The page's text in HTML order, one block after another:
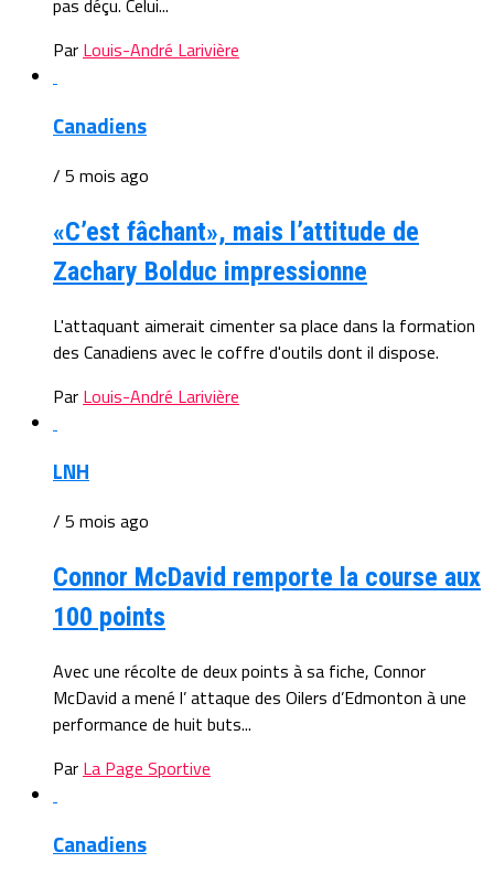
pas déçu. Celui...
Par Louis-André Larivière
Canadiens
/ 5 mois ago
«C’est fâchant», mais l’attitude de
Zachary Bolduc impressionne
L'attaquant aimerait cimenter sa place dans la formation
des Canadiens avec le coffre d'outils dont il dispose.
Par Louis-André Larivière
LNH
/ 5 mois ago
Connor McDavid remporte la course aux
100 points
Avec une récolte de deux points à sa fiche, Connor
McDavid a mené l’ attaque des Oilers d’Edmonton à une
performance de huit buts...
Par La Page Sportive
Canadiens